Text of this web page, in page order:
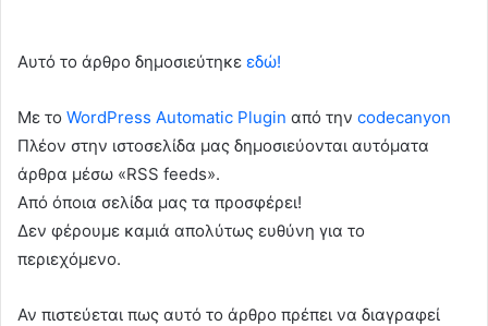
Αυτό το άρθρο δημοσιεύτηκε εδώ!
Με το WordPress Automatic Plugin από την codecanyon
Πλέον στην ιστοσελίδα μας δημοσιεύονται αυτόματα
άρθρα μέσω «RSS feeds».
Από όποια σελίδα μας τα προσφέρει!
Δεν φέρουμε καμιά απολύτως ευθύνη για το
περιεχόμενο.
Αν πιστεύεται πως αυτό το άρθρο πρέπει να διαγραφεί